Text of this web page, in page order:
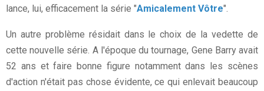
lance, lui, efficacement la série "Amicalement Vôtre".
Un autre problème résidait dans le choix de la vedette de
cette nouvelle série. A l'époque du tournage, Gene Barry avait
52 ans et faire bonne figure notamment dans les scènes
d'action n'était pas chose évidente, ce qui enlevait beaucoup